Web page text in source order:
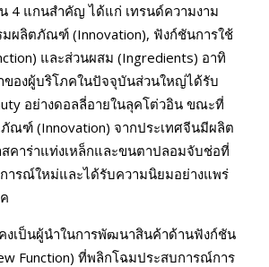
4 แกนสำคัญ ได้แก่ เทรนด์ความงาม
มผลิตภัณฑ์ (Innovation), ฟังก์ชันการใช้
และส่วนผสม (Ingredients) อาทิ
ของผู้บริโภคในปัจจุบันส่วนใหญ่ได้รับ
อย่างดอลลี่อายในลุคโต่วอิน ขณะที่
ณฑ์ (Innovation) จากประเทศจีนมีผลิต
คาร่าแท่งเหล็กและขนตาปลอมจับช่อที่
การณ์ใหม่และได้รับความนิยมอย่างแพร่
งเป็นผู้นำในการพัฒนาสินค้าด้านฟังก์ชัน
Function) ที่พลิกโฉมประสบการณ์การ